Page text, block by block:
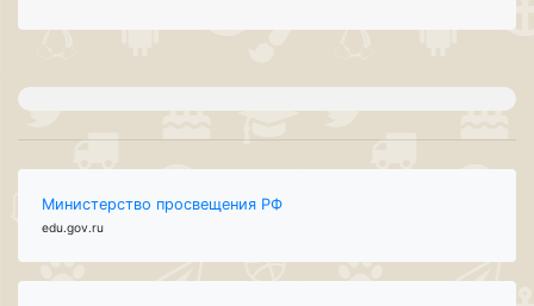
Министерство просвещения РФ
edu.gov.ru